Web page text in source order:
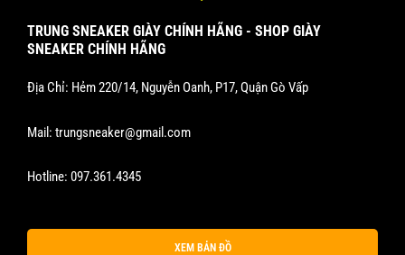
TRUNG SNEAKER GIÀY CHÍNH HÃNG - SHOP GIÀY
SNEAKER CHÍNH HÃNG
Địa Chỉ: Hẻm 220/14, Nguyễn Oanh, P17, Quận Gò Vấp
Mail: trungsneaker@gmail.com
Hotline: 097.361.4345
XEM BẢN ĐỒ